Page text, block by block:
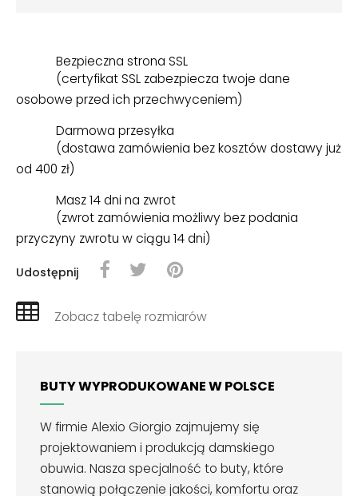
Bezpieczna strona SSL
(certyfikat SSL zabezpiecza twoje dane
osobowe przed ich przechwyceniem)
Darmowa przesyłka
(dostawa zamówienia bez kosztów dostawy już
od 400 zł)
Masz 14 dni na zwrot
(zwrot zamówienia możliwy bez podania
przyczyny zwrotu w ciągu 14 dni)
Udostępnij
Zobacz tabelę rozmiarów
BUTY WYPRODUKOWANE W POLSCE
W firmie Alexio Giorgio zajmujemy się
projektowaniem i produkcją damskiego
obuwia. Nasza specjalność to buty, które
stanowią połączenie jakości, komfortu oraz